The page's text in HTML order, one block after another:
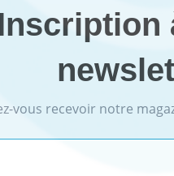
vous recevoir notre